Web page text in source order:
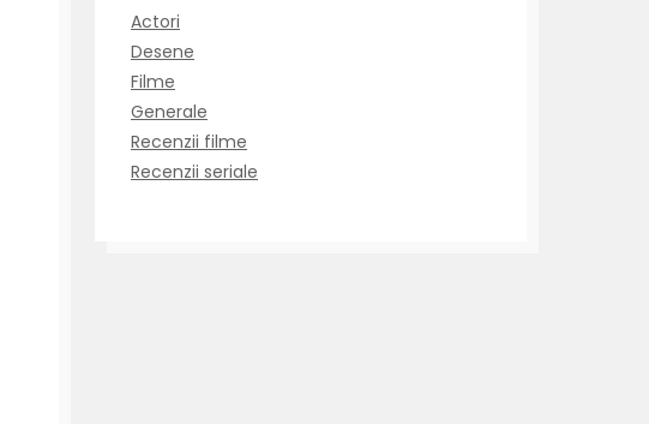
Actori
Desene
Filme
Generale
Recenzii filme
Recenzii seriale